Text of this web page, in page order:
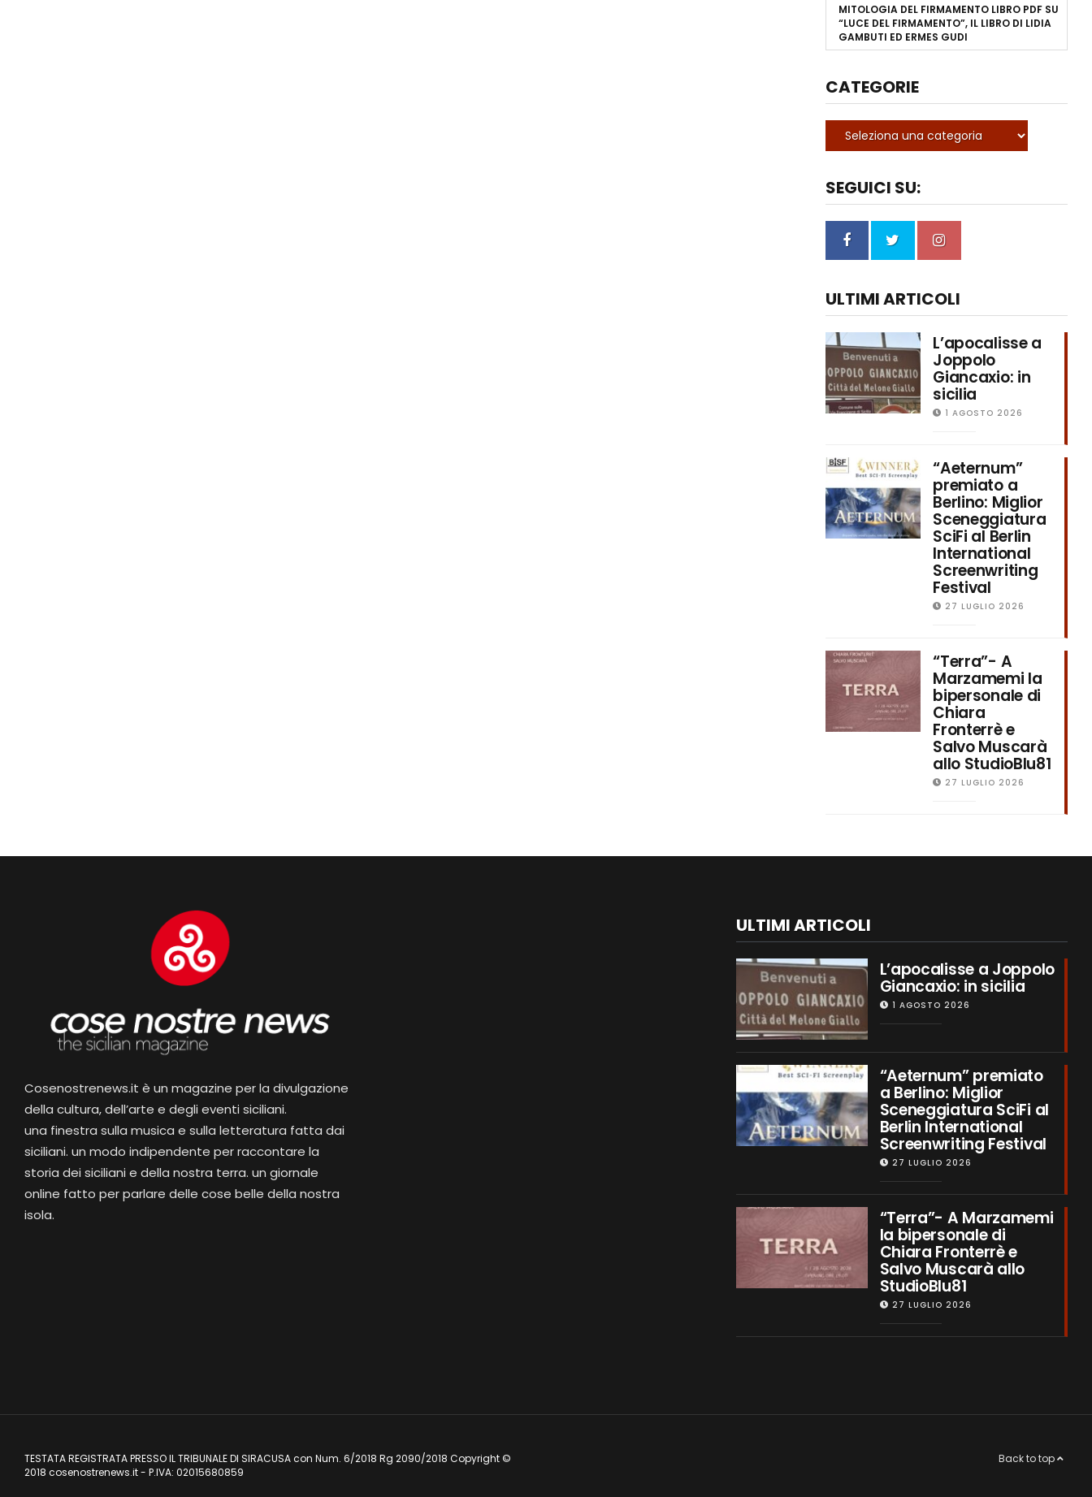
MITOLOGIA DEL FIRMAMENTO LIBRO PDFSU
“LUCE DEL FIRMAMENTO”, IL LIBRO DI LIDIA
GAMBUTI ED ERMES GUDI
CATEGORIE
SEGUICI SU:
ULTIMI ARTICOLI
L’apocalisse a
Joppolo
Giancaxio: in
sicilia
1 AGOSTO 2026
“Aeternum”
premiato a
Berlino: Miglior
Sceneggiatura
SciFi al Berlin
International
Screenwriting
Festival
27 LUGLIO 2026
“Terra”- A
Marzamemi la
bipersonale di
Chiara
Fronterrè e
Salvo Muscarà
allo StudioBlu81
27 LUGLIO 2026
Cosenostrenews.it è un magazine per la divulgazione
della cultura, dell’arte e degli eventi siciliani.
una finestra sulla musica e sulla letteratura fatta dai
siciliani. un modo indipendente per raccontare la
storia dei siciliani e della nostra terra. un giornale
online fatto per parlare delle cose belle della nostra
isola.
ULTIMI ARTICOLI
L’apocalisse a Joppolo
Giancaxio: in sicilia
1 AGOSTO 2026
“Aeternum” premiato
a Berlino: Miglior
Sceneggiatura SciFi al
Berlin International
Screenwriting Festival
27 LUGLIO 2026
“Terra”- A Marzamemi
la bipersonale di
Chiara Fronterrè e
Salvo Muscarà allo
StudioBlu81
27 LUGLIO 2026
TESTATA REGISTRATA PRESSO IL TRIBUNALE DI SIRACUSA con Num. 6/2018 Rg 2090/2018 Copyright ©
2018 cosenostrenews.it - P.IVA: 02015680859
Back to top